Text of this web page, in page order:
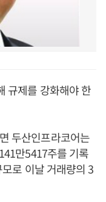
규제를 강화해야 한
두산인프라코어는
만5417주를 기록
로 이날 거래량의 3